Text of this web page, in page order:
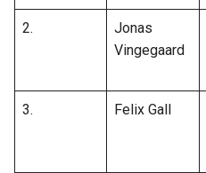
2.
Jonas
Vingegaard
3. Felix Gall